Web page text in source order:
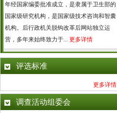
年经国家编委批准成立，是隶属于卫生部的
国家级研究机构，是国家级技术咨询和智囊
机构。后行政机关脱钩改革后网站独立运
营，多年来始终致力于... 更多详情
评选标准
更多详情
调查活动组委会